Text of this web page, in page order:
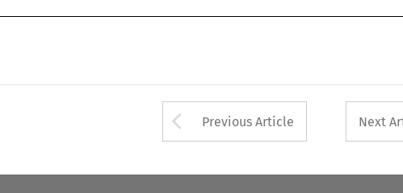
Arrow button used
Previous Article Next